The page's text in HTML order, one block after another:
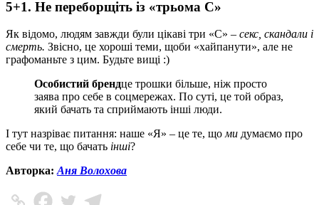
5+1. Не переборщіть із «трьома С»
Як відомо, людям завжди були цікаві три «С» – секс, скандали і
смерть. Звісно, це хороші теми, щоби «хайпанути», але не
графоманьте з цим. Будьте вищі :)
Особистий брендце трошки більше, ніж просто
заява про себе в соцмережах. По суті, це той образ,
який бачать та сприймають інші люди.
І тут назріває питання: наше «Я» – це те, щоми думаємо про
себе чи те, що бачать інші?
Авторка:Аня Волохова